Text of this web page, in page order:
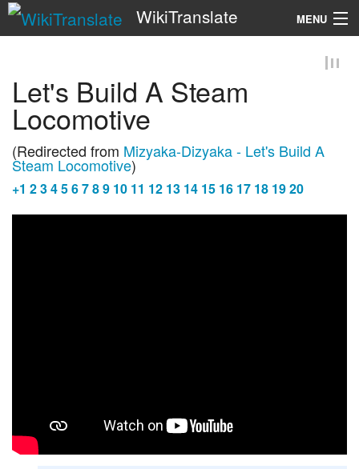
WikiTranslate MENU
Let's Build A Steam
Locomotive
(Redirected from Mizyaka-Dizyaka - Let's Build A
Steam Locomotive)
+1 23456789 10 11 12 13 14 15 16 17 18 1920